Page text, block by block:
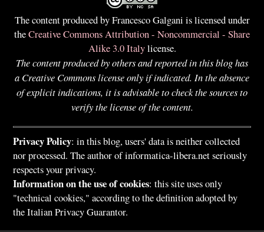
The content produced by Francesco Galgani is licensed under
theCreative Commons Attribution - Noncommercial - Share
Alike 3.0 Italylicense.
The content produced by others and reported in this blog has
a Creative Commons license only if indicated. In the absence
of explicit indications, it is advisable to check the sources to
verify the license of the content.
Privacy Policy: in this blog, users' data is neither collected
nor processed. The author of informatica-libera.net seriously
respects your privacy.
Information on the use of cookies: this site uses only
"technical cookies," according to the definition adopted by
the Italian Privacy Guarantor.